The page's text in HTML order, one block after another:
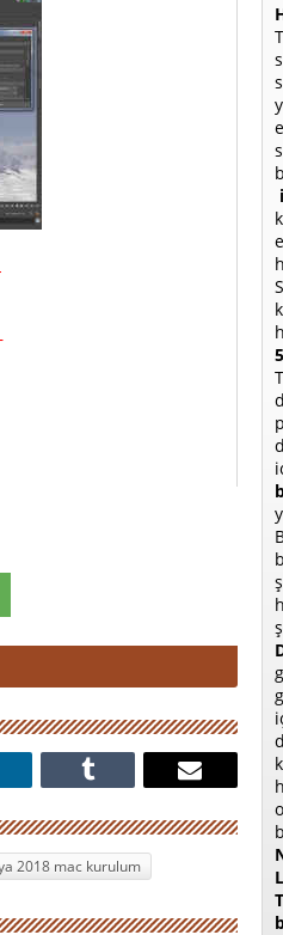
2018 mac kurulum